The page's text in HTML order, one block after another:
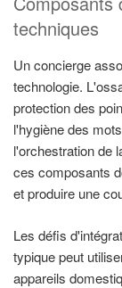
techniques
Un concierge
technologie.
protection des
l'hygiène des
l'orchestration de
ces composants
et produire une
Les défis
typique peut
appareils